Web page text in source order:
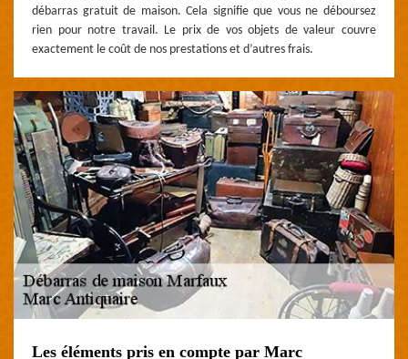
débarras gratuit de maison. Cela signifie que vous ne déboursez
rien pour notre travail. Le prix de vos objets de valeur couvre
exactement le coût de nos prestations et d’autres frais.
Les éléments pris en compte par Marc